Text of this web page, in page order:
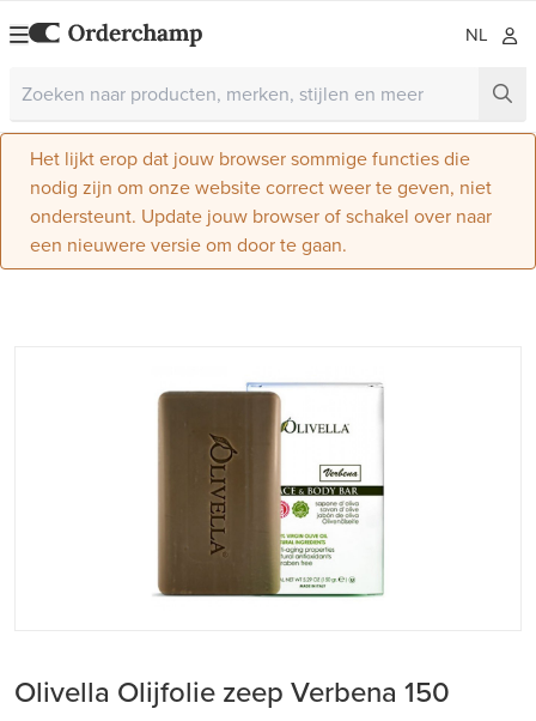
NL
Het lijkt erop dat jouw browser sommige functies die
nodig zijn om onze website correct weer te geven, niet
ondersteunt. Update jouw browser of schakel over naar
een nieuwere versie om door te gaan.
Olivella Olijfolie zeep Verbena 150